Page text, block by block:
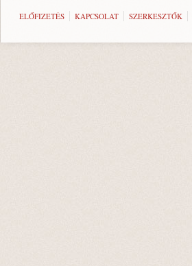
ELŐFIZETÉS KAPCSOLAT SZERKESZTŐK